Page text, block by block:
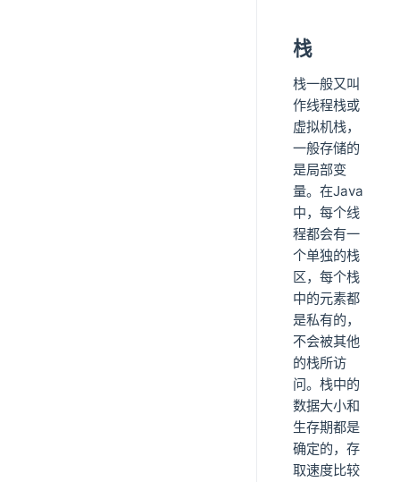
栈
栈一般又叫
作线程栈或
虚拟机栈，
一般存储的
是局部变
量。在Java
中，每个线
程都会有一
个单独的栈
区，每个栈
中的元素都
是私有的，
不会被其他
的栈所访
问。栈中的
数据大小和
生存期都是
确定的，存
取速度比较